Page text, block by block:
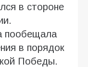
в стороне
пообещала
в порядок
Победы.